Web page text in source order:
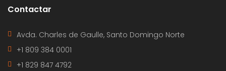
Contactar
Avda. Charles de Gaulle, Santo Domingo Norte
+1 809 384 0001
+1 829 847 4792